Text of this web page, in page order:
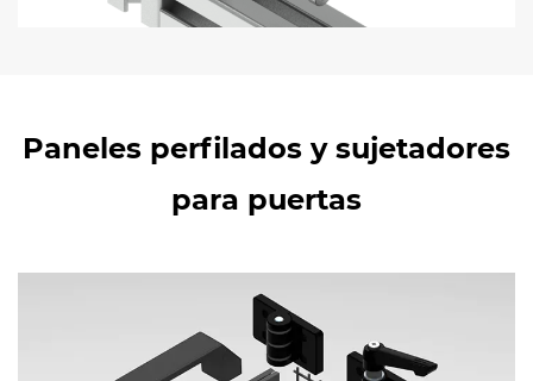
Paneles perfilados y sujetadores
para puertas